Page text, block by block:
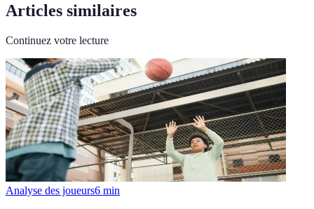
Articles similaires
Continuez votre lecture
Analyse des joueurs6 min